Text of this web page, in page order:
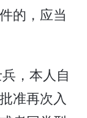
的，应当
，本人自
准再次入